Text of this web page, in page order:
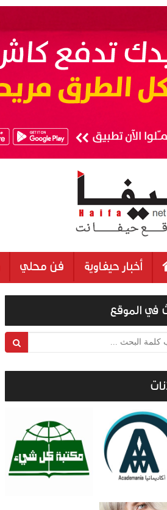
أخبار حيفاوية فن محلي
في الموقع
البحث ...